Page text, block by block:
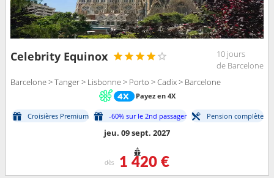
Celebrity Equinox
10 jours
de Barcelone
Barcelone > Tanger > Lisbonne > Porto > Cadix > Barcelone
Payez en 4X
Croisières Premium -60% sur le 2nd passager Pension complète
jeu. 09 sept. 2027
dès 1 420 €